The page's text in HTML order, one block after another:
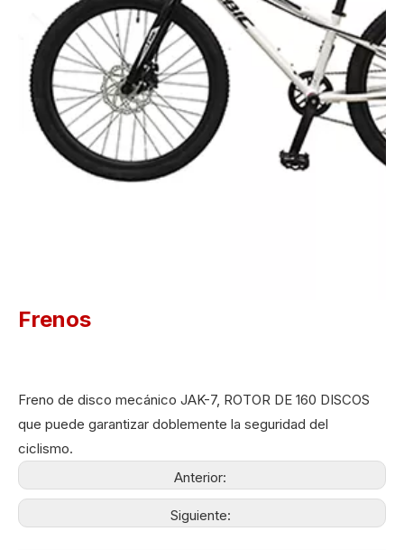
Frenos
Freno de disco mecánico JAK-7, ROTOR DE 160 DISCOS
que puede garantizar doblemente la seguridad del
ciclismo.
Anterior:
Siguiente: